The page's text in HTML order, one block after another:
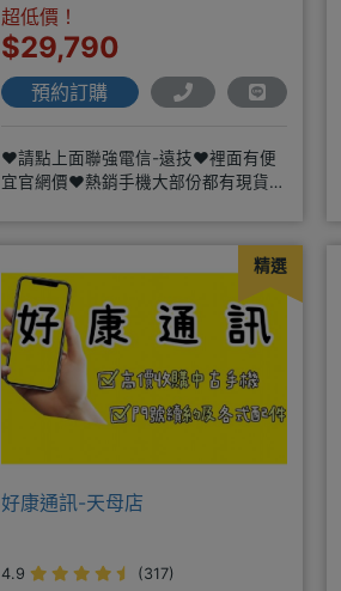
超低價！
$29,790
預約訂購
❤️請點上面聯強電信-遠技❤️裡面有便
宜官網價❤️熱銷手機大部份都有現貨
精選
好康通訊-天母店
4.9
(317)